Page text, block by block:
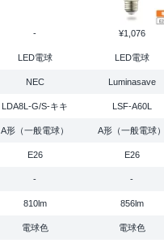
- ¥1,076
LED電球 LED電球
NEC Luminasave
LDA8L-G/S-キキ LSF-A60L
A形（一般電球） A形（一般電球
E26 E26
- -
810lm 856lm
電球色 電球色